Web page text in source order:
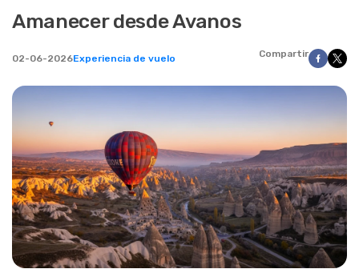
Amanecer desde Avanos
02-06-2026Experiencia de vuelo Compartir